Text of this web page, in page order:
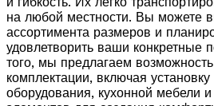
на любой местности. Вы можете
ассортимента размеров и
удовлетворить ваши конкретные
того, мы предлагаем
комплектации, включая установку
оборудования, кухонной мебели